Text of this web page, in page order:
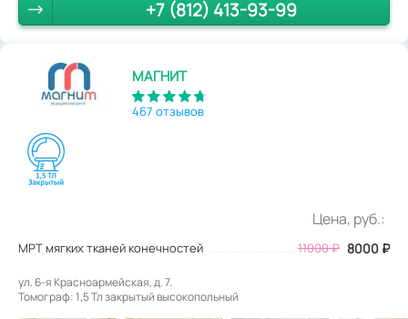
+7 (812) 413-93-99
МАГНИТ
467 отзывов
Цена, руб.:
МРТ мягких тканей конечностей 11000₽ 8000 ₽
ул. 6-я Красноармейская, д. 7.
Томограф: 1,5 Тл закрытый высокопольный